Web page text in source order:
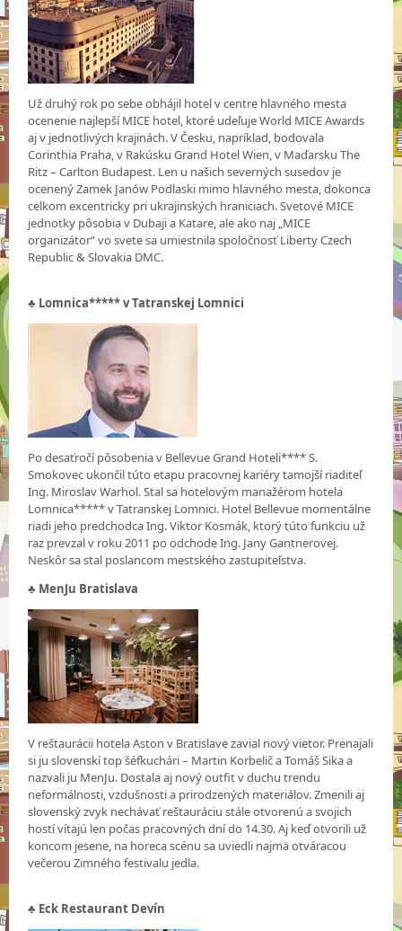
Už druhý rok po sebe obhájil hotel v centre hlavného mesta
ocenenie najlepší MICE hotel, ktoré udeľuje World MICE Awards
aj v jednotlivých krajinách. V Česku, napríklad, bodovala
Corinthia Praha, v Rakúsku Grand Hotel Wien, v Maďarsku The
Ritz – Carlton Budapest. Len u našich severných susedov je
ocenený Zamek Janów Podlaski mimo hlavného mesta, dokonca
celkom excentricky pri ukrajinských hraniciach. Svetové MICE
jednotky pôsobia v Dubaji a Katare, ale ako naj „MICE
organizátor“ vo svete sa umiestnila spoločnosť Liberty Czech
Republic & Slovakia DMC.
♣ Lomnica***** v Tatranskej Lomnici
Po desaťročí pôsobenia v Bellevue Grand Hoteli**** S.
Smokovec ukončil túto etapu pracovnej kariéry tamojší riaditeľ
Ing. Miroslav Warhol. Stal sa hotelovým manažérom hotela
Lomnica***** v Tatranskej Lomnici. Hotel Bellevue momentálne
riadi jeho predchodca Ing. Viktor Kosmák, ktorý túto funkciu už
raz prevzal v roku 2011 po odchode Ing. Jany Gantnerovej.
Neskôr sa stal poslancom mestského zastupiteľstva.
♣ MenJu Bratislava
V reštaurácii hotela Aston v Bratislave zavial nový vietor. Prenajali
si ju slovenskí top šéfkuchári – Martin Korbelič a Tomáš Sika a
nazvali ju MenJu. Dostala aj nový outfit v duchu trendu
neformálnosti, vzdušnosti a prirodzených materiálov. Zmenili aj
slovenský zvyk nechávať reštauráciu stále otvorenú a svojich
hostí vítajú len počas pracovných dní do 14.30. Aj keď otvorili už
koncom jesene, na horeca scénu sa uviedli najmä otváracou
večerou Zimného festivalu jedla.
♣ Eck Restaurant Devín